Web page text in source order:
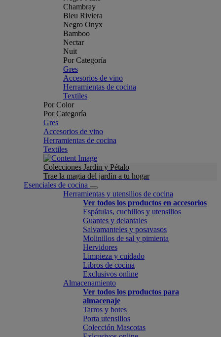
Chambray
Bleu Riviera
Negro Onyx
Bamboo
Nectar
Nuit
Por Categoría
Gres
Accesorios de vino
Herramientas de cocina
Textiles
Por Color
Por Categoría
Gres
Accesorios de vino
Herramientas de cocina
Textiles
Colecciones Jardin y Pétalo
Trae la magia del jardín a tu hogar
Esenciales de cocina
Herramientas y utensilios de cocina
Ver todos los productos en accesorios
Espátulas, cuchillos y utensilios
Guantes y delantales
Salvamanteles y posavasos
Molinillos de sal y pimienta
Hervidores
Limpieza y cuidado
Libros de cocina
Exclusivos online
Almacenamiento
Ver todos los productos para
almacenaje
Tarros y botes
Porta utensilios
Colección Mascotas